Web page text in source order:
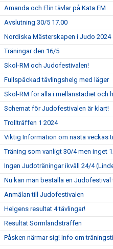
Amanda och Elin tävlar på Kata EM
Avslutning 30/5 17.00
Nordiska Mästerskapen i Judo 2024
Träningar den 16/5
Skol-RM och Judofestivalen!
Fullspäckad tävlingshelg med läger
Skol-RM för alla i mellanstadiet och
Schemat för Judofestivalen är klart!
Trollträffen 1 2024
Viktig Information om nästa veckas
Träning som vanligt 30/4 men inget
Ingen Judoträningar ikväll 24/4
Nu kan man beställa en Judofestival
Anmälan till Judofestivalen
Helgens resultat 4 tävlingar!
Resultat Sörmlandsträffen
Påsken närmar sig! Info om